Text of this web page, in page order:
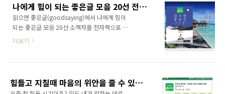
한다. 문제는 수익이 나지 않는 앱들은 방치해 놓
는 경우가 많은데, 이러한 앱들로 인해 구글 개발
자 계정 전체에 악영향을 미칠 수도 있다는 점이
다. 앱 운영하면서 돈을 벌고 있는데 개발자 계정
수 없다. 결국 방치되어 있는 앱들은 수시로 확인
한 앱을 삭제하기 위해서는 먼저 개발자 센터에
들어가서 삭제하고자 하..
나에게 힘이 되는 좋은글 모음 20선 전자책 받아가세요
읽으면 좋은글(goodsaying)에서 나에게 힘이
되는 좋은글 모음 20선 소책자를 전자책으로 제
작하여 배포합니다. 좋은글 모음 소책자는 PDF
은글' 앱을 스마트폰에 설치하셔야 합니다. 구글
더보기
힘들고 지칠때 마음의 위안을 줄 수 있는 좋은글을 큐레이션하여 제공하는 앱 출시